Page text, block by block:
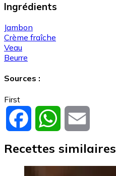
Ingrédients
Jambon
Crème fraîche
Veau
Beurre
Sources :
First
Facebook WhatsApp
Recettes similaires